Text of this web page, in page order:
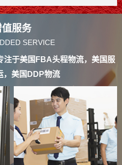
值服务
SERVICE
注于美国FBA头程物流，美国服
，美国DDP物流